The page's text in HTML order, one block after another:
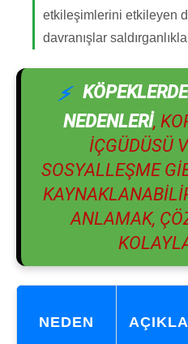
etkileşimlerini etkileyen
davranışlar
NEDENLERI,
IÇGÜDÜSÜ
SOSYALLEŞME
ANLAMAK,
NEDEN